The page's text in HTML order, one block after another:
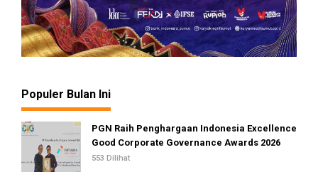
Populer Bulan Ini
PGN Raih Penghargaan Indonesia Excellence
Good Corporate Governance Awards 2026
553 Dilihat